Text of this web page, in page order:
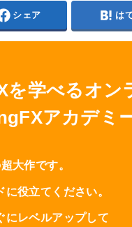
シェア は
を学べるオン
アカデミ
大作です。
役立てください。
にレベルアップして